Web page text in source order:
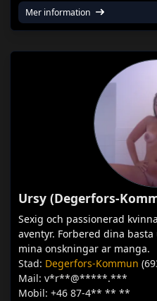
Mer information
Ursy (Degerfors-
Sexig och passionerad
aventyr. Forbered dina
mina onskningar ar manga.
Stad: Degerfors-Kommun
Mail: v*r**@*****.***
Mobil: +46 87-4** ** **